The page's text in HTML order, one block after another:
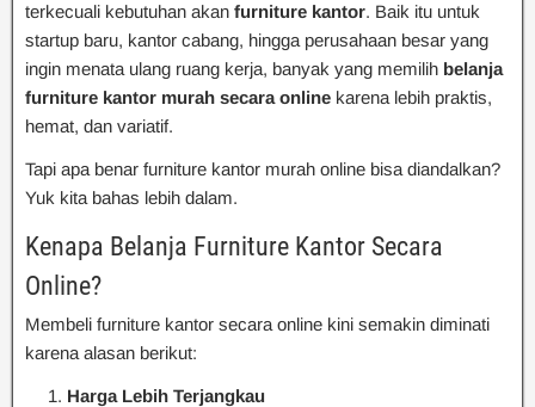
terkecuali kebutuhan akan furniture kantor. Baik itu untuk
startup baru, kantor cabang, hingga perusahaan besar yang
ingin menata ulang ruang kerja, banyak yang memilih belanja
furniture kantor murah secara online karena lebih praktis,
hemat, dan variatif.
Tapi apa benar furniture kantor murah online bisa diandalkan?
Yuk kita bahas lebih dalam.
Kenapa Belanja Furniture Kantor Secara
Online?
Membeli furniture kantor secara online kini semakin diminati
karena alasan berikut:
Harga Lebih Terjangkau